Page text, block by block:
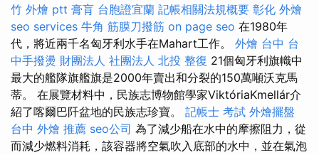
竹 外燴 ptt 膏肓 台胞證宜蘭 記帳相關法規概要 彰化 外燴
seo services 牛角 筋膜刀撥筋 on page seo 在1980年
代，將近兩千名匈牙利水手在Mahart工作。 外燴 台中 台
中手撥燙 財團法人 社團法人 北投 整復 21個匈牙利旗幟中
最大的艦隊旗艦旗是2000年賣出和分裂的150萬噸沃克馬
蒂。 在展覽材料中，民族志博物館學家ViktóriaKmellár介
紹了喀爾巴阡盆地的民族志珍寶。 記帳士 考試 外燴擺盤
台中 外燴 推薦 seo公司 為了減少船在水中的摩擦阻力，從
而減少燃料消耗，該容器將空氣吹入底部的水中，並在氣泡